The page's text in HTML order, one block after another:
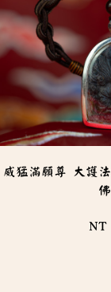
威猛滿願尊 大護
NT